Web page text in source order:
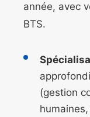
année, avec
BTS.
(gestion